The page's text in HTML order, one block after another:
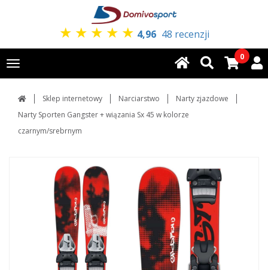
★ ★ ★ ★ ★ 4,96 48 recenzji
Toggle
navigation
0
Sklep internetowy Narciarstwo
Narty zjazdowe
Narty Sporten Gangster + wiązania Sx 45 w kolorze
czarnym/srebrnym